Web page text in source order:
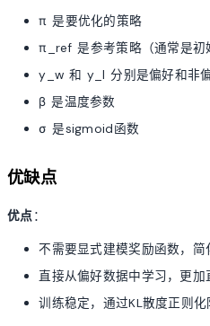
π 是要优化的策略
π_ref 是参考策略（通常是初
y_w 和 y_l 分别是偏好和非
β 是温度参数
σ 是sigmoid函数
优缺点
优点 ：
不需要显式建模奖励函数，简
直接从偏好数据中学习，更加
训练稳定，通过KL散度正则